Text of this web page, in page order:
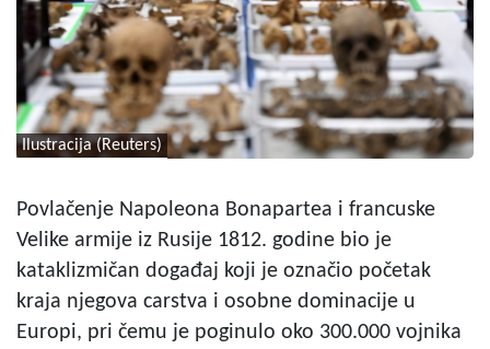
Ilustracija (Reuters)
Povlačenje Napoleona Bonapartea i francuske
Velike armije iz Rusije 1812. godine bio je
kataklizmičan događaj koji je označio početak
kraja njegova carstva i osobne dominacije u
Europi, pri čemu je poginulo oko 300.000 vojnika